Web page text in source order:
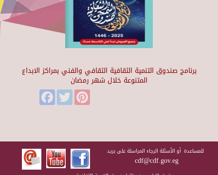
برنامج صندوق التنمية الثقافية الثقافي والفني بمراكز الابداع
المتنوعة خلال شهر رمضان
FacebookTwitter
للمساعدة أو الأسئلة الرجاء المراسلة على بريد
cdf@cdf.gov.eg